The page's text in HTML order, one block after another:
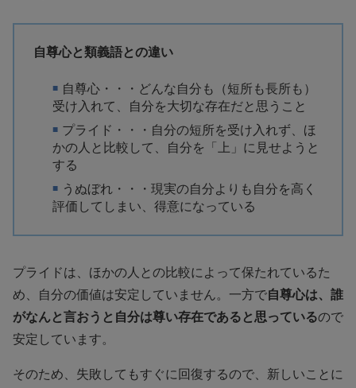
自尊心と類義語との違い
自尊心・・・どんな自分も（短所も長所も）
受け入れて、自分を大切な存在だと思うこと
プライド・・・自分の短所を受け入れず、ほ
かの人と比較して、自分を「上」に見せようと
する
うぬぼれ・・・現実の自分よりも自分を高く
評価してしまい、得意になっている
プライドは、ほかの人との比較によって保たれているた
め、自分の価値は安定していません。一方で自尊心は、誰
がなんと言おうと自分は尊い存在であると思っているので
安定しています。
そのため、失敗してもすぐに回復するので、新しいことに